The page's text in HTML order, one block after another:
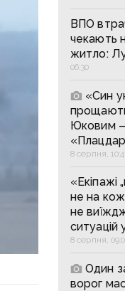
ВПО
чекають
житло:
06:30
«Син
Юковим
8 серпня,
«Екіпажі
не на
не
ситуацій
8 серпня,
Один
ворог